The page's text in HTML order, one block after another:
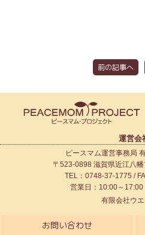
前の記事へ
運営会
ピースマム運営事務局
〒523-0898 滋賀県近江八
TEL：0748-37-1775 /
営業日：10:00～17:00
有限会社ウエ
お問い合わせ